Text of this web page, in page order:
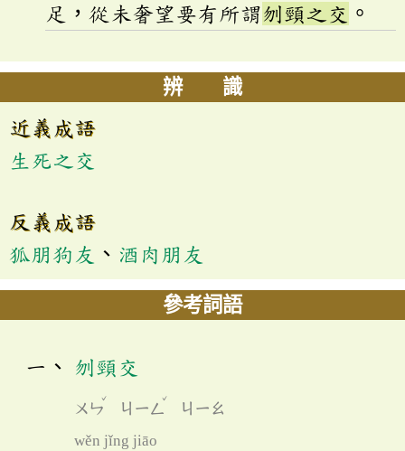
足，從未奢望要有所謂刎頸之交 。
辨 識
近義成語
生死之交
反義成語
狐朋狗友 、 酒肉朋友
參考詞語
刎頸交
ㄨㄣ
ˇ
ㄐㄧㄥ
ˇ
ㄐㄧㄠ
wěn jǐng jiāo